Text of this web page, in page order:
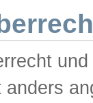
anders